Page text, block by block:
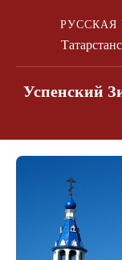
РУССКАЯ
Успенский